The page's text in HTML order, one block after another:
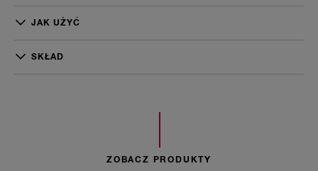
JAK UŻYĆ
pojedyncze pasemka. Spryskuj głową w dół lub na linii włosów
SKŁAD
Triethyl Citrate, Hexyl Cinnamal, Citronellol, Limonene,
Macadamia Ternifolia Seed Oil, Benzyl Salicylate.
ZOBACZ PRODUKTY